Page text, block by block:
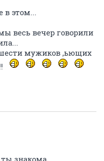
в этом...
весь вечер говорили
мужиков ,ьющих
знакома,